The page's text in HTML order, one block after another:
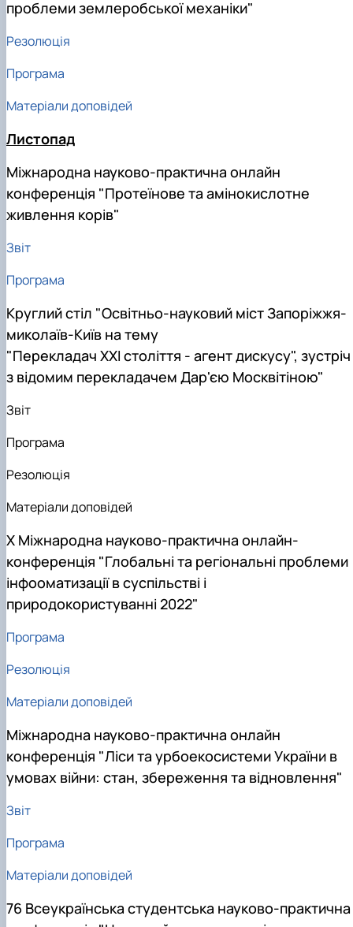
проблеми землеробської механіки"
Резолюція
Програма
Матеріали доповідей
Листопад
Міжнародна науково-практична онлайн
конференція "Протеїнове та амінокислотне
живлення корів"
Звіт
Програма
Круглий стіл "Освітньо-науковий міст Запоріжжя-
миколаїв-Київ на тему
"Перекладач ХХІ століття - агент дискусу", зустріч
з відомим перекладачем Дар'єю Москвітіною"
Звіт
Програма
Резолюція
Матеріали доповідей
Х Міжнародна науково-практична онлайн-
конференція "Глобальні та регіональні проблеми
інфооматизації в суспільстві і
природокористуванні 2022"
Програма
Резолюція
Матеріали доповідей
Міжнародна науково-практична онлайн
конференція "Ліси та урбоекосистеми України в
умовах війни: стан, збереження та відновлення"
Звіт
Програма
Матеріали доповідей
76 Всеукраїнська студентська науково-практична